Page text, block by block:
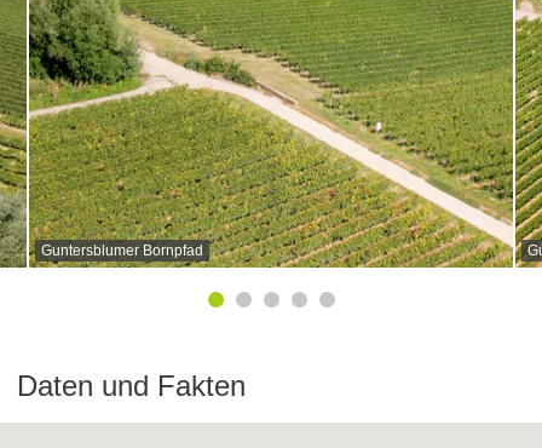
Guntersblumer Bornpfad
Daten und Fakten